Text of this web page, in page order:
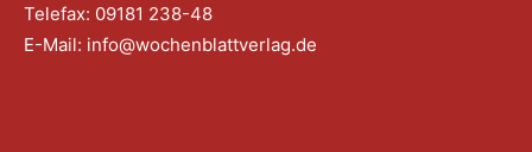
Telefax: 09181 238-48
E-Mail: info@wochenblattverlag.de